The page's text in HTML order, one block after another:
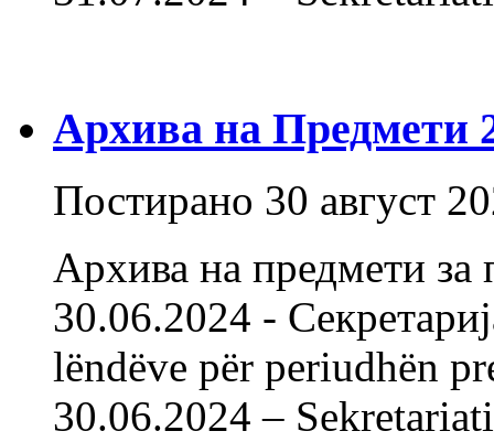
Архива на Предмети
Постирано 30 август
Архива на предмети
30.06.2024 -
lëndëve për periudhën
30.06.2024 –